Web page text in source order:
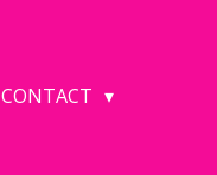
CONTACT